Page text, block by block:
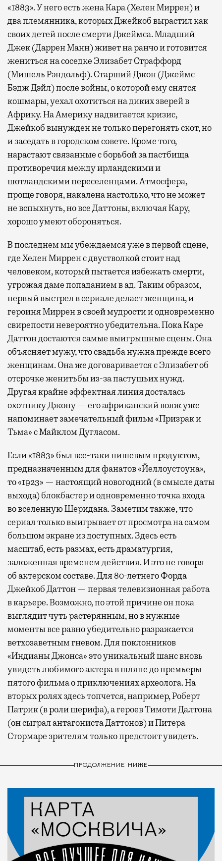
«1883». У него есть жена Кара (Хелен Миррен) и
два племянника, которых Джейкоб вырастил как
своих детей после смерти Джеймса. Младший
Джек (Даррен Манн) живет на ранчо и готовится
жениться на соседке Элизабет Страффорд
(Мишель Рэндольф). Старший Джон (Джеймс
Бэдж Дэйл) после войны, о которой ему снятся
кошмары, уехал охотиться на диких зверей в
Африку. На Америку надвигается кризис,
Джейкоб вынужден не только перегонять скот, но
и заседать в городском совете. Кроме того,
нарастают связанные с борьбой за пастбища
противоречия между ирландскими и
шотландскими переселенцами. Атмосфера,
проще говоря, накалена настолько, что не может
не вспыхнуть, но все Даттоны, включая Кару,
хорошо умеют обороняться.
В последнем мы убеждаемся уже в первой сцене,
где Хелен Миррен с двустволкой стоит над
человеком, который пытается избежать смерти,
угрожая даме попаданием в ад. Таким образом,
первый выстрел в сериале делает женщина, и
героиня Миррен в своей мудрости и одновременно
свирепости невероятно убедительна. Пока Каре
Даттон достаются самые выигрышные сцены. Она
объясняет мужу, что свадьба нужна прежде всего
женщинам. Она же договаривается с Элизабет об
отсрочке женитьбы из-за пастушьих нужд.
Другая крайне эффектная линия досталась
охотнику Джону — его африканский вояж уже
напоминает замечательный фильм «Призрак и
Тьма» с Майклом Дугласом.
Если «1883» был все-таки нишевым продуктом,
предназначенным для фанатов «Йеллоустоуна»,
то «1923» — настоящий новогодний (в смысле даты
выхода) блокбастер и одновременно точка входа
во вселенную Шеридана. Заметим также, что
сериал только выигрывает от просмотра на самом
большом экране из доступных. Здесь есть
масштаб, есть размах, есть драматургия,
заложенная временем действия. И это не говоря
об актерском составе. Для 80-летнего Форда
Джейкоб Даттон — первая телевизионная работа
в карьере. Возможно, по этой причине он пока
выглядит чуть растерянным, но в нужные
моменты все равно убедительно разражается
ветхозаветным гневом. Для поклонников
«Индианы Джонса» это уникальный шанс вновь
увидеть любимого актера в шляпе до премьеры
пятого фильма о приключениях археолога. На
вторых ролях здесь топчется, например, Роберт
Патрик (в роли шерифа), а героев Тимоти Далтона
(он сыграл антагониста Даттонов) и Питера
Стормаре зрителям только предстоит увидеть.
ПРОДОЛЖЕНИЕ НИЖЕ